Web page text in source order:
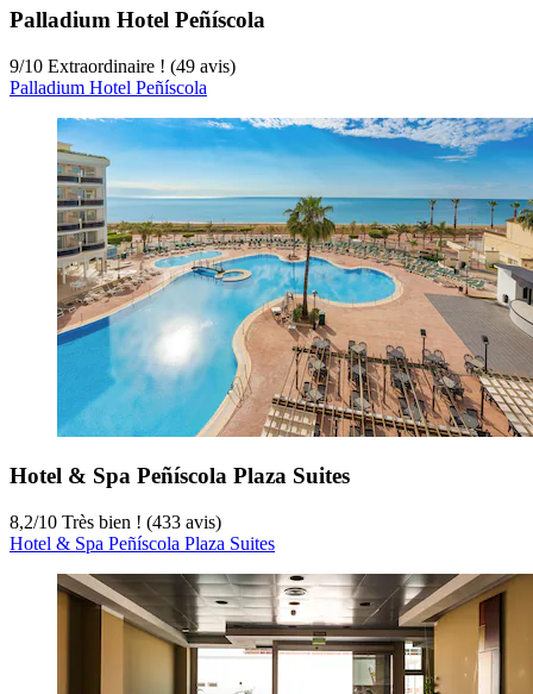
Palladium Hotel Peñíscola
9/10 Extraordinaire ! (49 avis)
Palladium Hotel Peñíscola
Hotel & Spa Peñíscola Plaza Suites
8,2/10 Très bien ! (433 avis)
Hotel & Spa Peñíscola Plaza Suites